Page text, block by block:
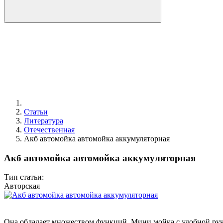
Статьи
Литература
Отечественная
Акб автомойка автомойка аккумуляторная
Акб автомойка автомойка аккумуляторная
Тип статьи:
Авторская